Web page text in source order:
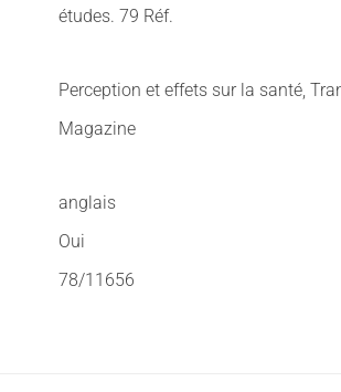
études. 79 Réf.
Perception et effets sur la santé,
Magazine
anglais
Oui
78/11656